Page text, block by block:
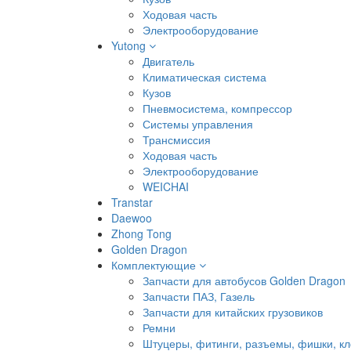
Ходовая часть
Электрооборудование
Yutong
Двигатель
Климатическая система
Кузов
Пневмосистема, компрессор
Системы управления
Трансмиссия
Ходовая часть
Электрооборудование
WEICHAI
Transtar
Daewoo
Zhong Tong
Golden Dragon
Комплектующие
Запчасти для автобусов Golden Dragon
Запчасти ПАЗ, Газель
Запчасти для китайских грузовиков
Ремни
Штуцеры, фитинги, разъемы, фишки,